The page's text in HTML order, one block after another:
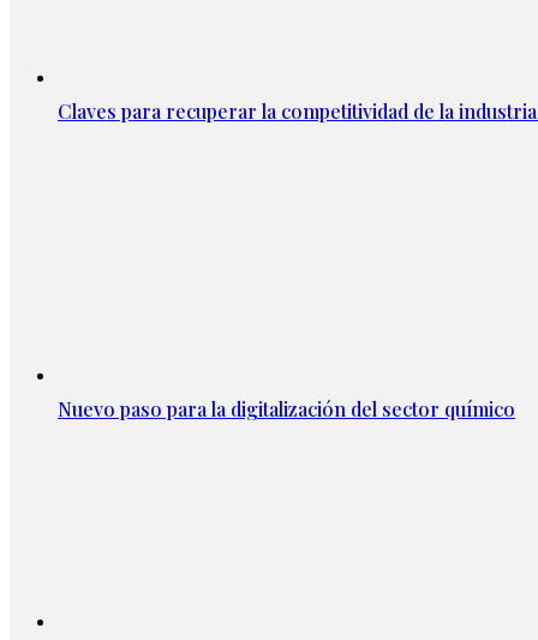
Claves para recuperar la competitividad de la
Nuevo paso para la digitalización del sector químico